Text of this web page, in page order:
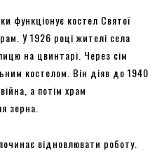
функціонує костел Святої
У 1926 році жителі села
на цвинтарі. Через сім
костелом. Він діяв до 1940
а потім храм
зерна.
відновлювати роботу.